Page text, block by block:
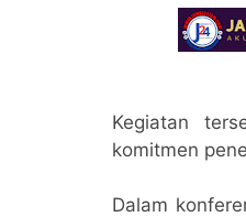
Kegiatan
komitmen
Dalam